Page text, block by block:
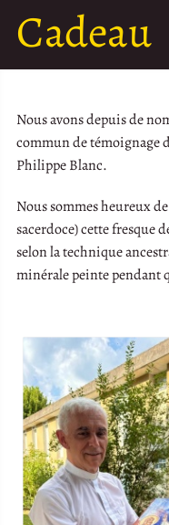
Cadeau
Nous avons depuis de
commun de témoignage
Philippe Blanc.
Nous sommes heureux
sacerdoce) cette fresque
selon la technique
minérale peinte pendant